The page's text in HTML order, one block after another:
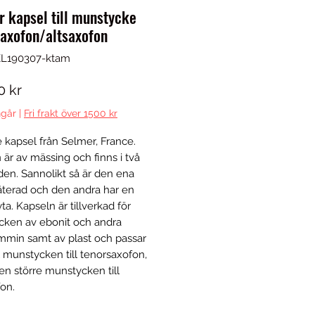
kapsel till munstycke
altsaxofon
ktam
krPris
| Fri frakt över 1500 kr
kapsel från Selmer, France.
är av mässing och finns i två
Sannolikt så är den ena
och den andra har en
Kapseln är tillverkad för
av ebonit och andra
samt av plast och passar
till tenorsaxofon,
större munstycken till